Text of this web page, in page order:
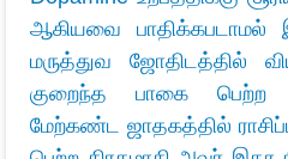
ஆகியவை பாதிக்கபடாமல்
மருத்துவ ஜோதிடத்தில்
குறைந்த பாகை பெற்ற
மேற்கண்ட ஜாதகத்தில்